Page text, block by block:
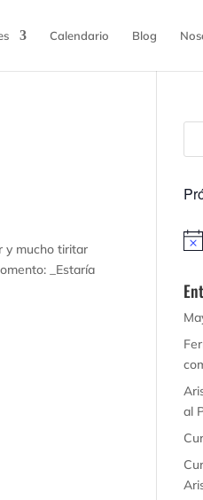
Calendario Blog
y mucho tiritar
_Estaría
Aviso
al